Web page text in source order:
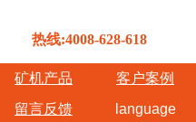
热线:4008-628-618
矿机产品
客户案例
留言反馈 language